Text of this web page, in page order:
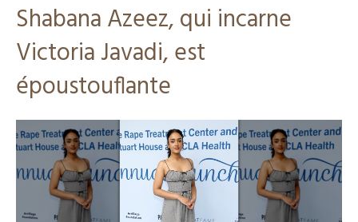
Shabana Azeez, qui incarne
Victoria Javadi, est
époustouflante